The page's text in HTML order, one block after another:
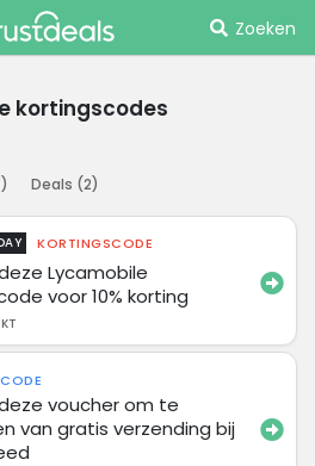
Zoeken
kortingscodes
) Deals (2)
KORTINGSCODE
Lycamobile
voor 10% korting
voucher om te
van gratis verzending bij